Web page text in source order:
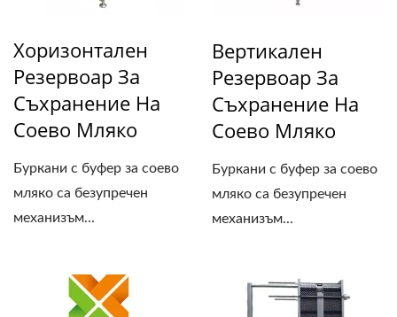
Хоризонтален
Резервоар За
Съхранение На
Соево Мляко
Буркани с буфер за соево
мляко са безупречен
механизъм...
Вертикален
Резервоар За
Съхранение На
Соево Мляко
Буркани с буфер за соево
мляко са безупречен
механизъм...